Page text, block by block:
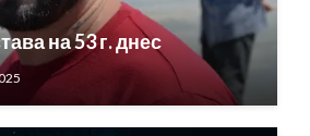
на 53 г. днес